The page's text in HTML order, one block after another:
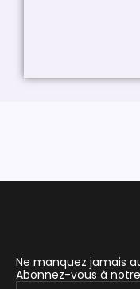
Ne manquez jamais
Abonnez-vous à